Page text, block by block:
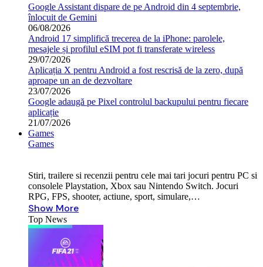
Google Assistant dispare de pe Android din 4 septembrie,
înlocuit de Gemini
06/08/2026
Android 17 simplifică trecerea de la iPhone: parolele,
mesajele și profilul eSIM pot fi transferate wireless
29/07/2026
Aplicația X pentru Android a fost rescrisă de la zero, după
aproape un an de dezvoltare
23/07/2026
Google adaugă pe Pixel controlul backupului pentru fiecare
aplicație
21/07/2026
Games
Games
Stiri, trailere si recenzii pentru cele mai tari jocuri pentru PC si
consolele Playstation, Xbox sau Nintendo Switch. Jocuri
RPG, FPS, shooter, actiune, sport, simulare,…
Show More
Top News